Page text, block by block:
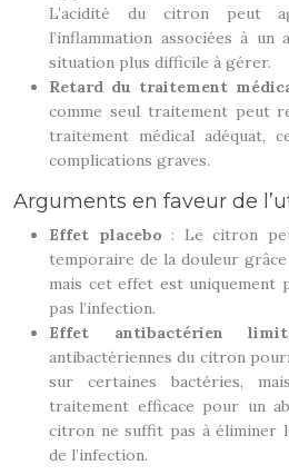
L’acidité du citron peut
l’inflammation associées à un
situation plus difficile à gérer.
Retard du traitement
comme seul traitement peut
traitement médical adéquat,
complications graves.
Arguments en faveur de
Effet placebo : Le citron
temporaire de la douleur
mais cet effet est uniquement
pas l’infection.
Effet antibactérien
antibactériennes du citron
sur certaines bactéries,
traitement efficace pour un
citron ne suffit pas à éliminer
de l’infection.